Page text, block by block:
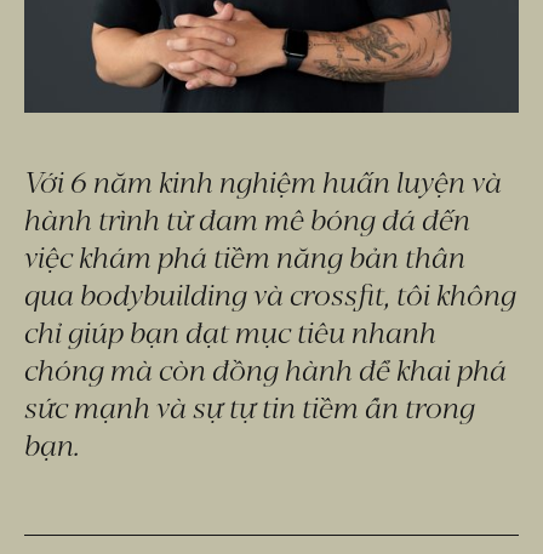
Với 6 năm kinh nghiệm huấn luyện và
hành trình từ đam mê bóng đá đến
việc khám phá tiềm năng bản thân
qua bodybuilding và crossfit, tôi không
chỉ giúp bạn đạt mục tiêu nhanh
chóng mà còn đồng hành để khai phá
sức mạnh và sự tự tin tiềm ẩn trong
bạn.